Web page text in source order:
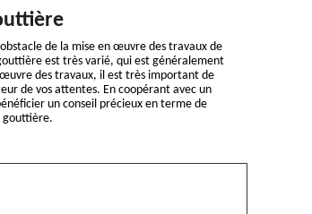
de la mise en œuvre des travaux de
est très varié, qui est généralement
des travaux, il est très important de
de vos attentes. En coopérant avec un
un conseil précieux en terme de
gouttière.